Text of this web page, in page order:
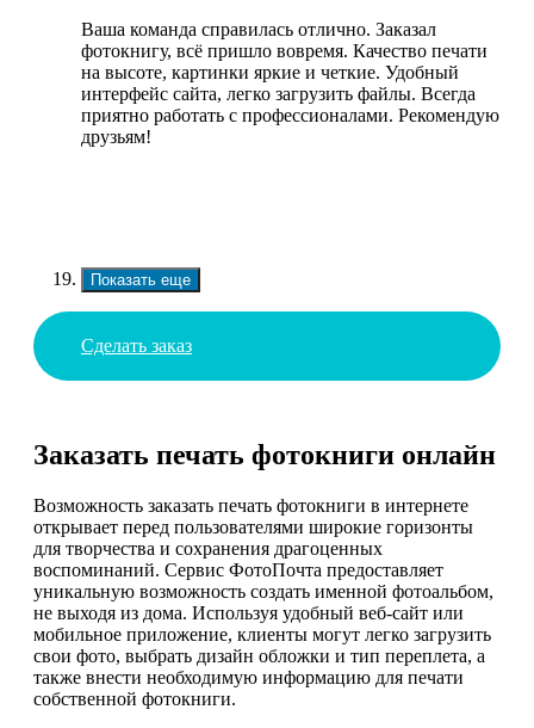
Ваша команда справилась отлично. Заказал
фотокнигу, всё пришло вовремя. Качество печати
на высоте, картинки яркие и четкие. Удобный
интерфейс сайта, легко загрузить файлы. Всегда
приятно работать с профессионалами. Рекомендую
друзьям!
Показать еще
Сделать заказ
Заказать печать фотокниги онлайн
Возможность заказать печать фотокниги в интернете
открывает перед пользователями широкие горизонты
для творчества и сохранения драгоценных
воспоминаний. Сервис ФотоПочта предоставляет
уникальную возможность создать именной фотоальбом,
не выходя из дома. Используя удобный веб-сайт или
мобильное приложение, клиенты могут легко загрузить
свои фото, выбрать дизайн обложки и тип переплета, а
также внести необходимую информацию для печати
собственной фотокниги.